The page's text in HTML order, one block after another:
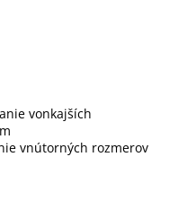
vonkajších
vnútorných rozmerov